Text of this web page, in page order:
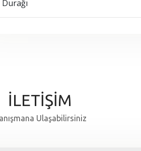
İLETİŞİM
Ulaşabilirsiniz